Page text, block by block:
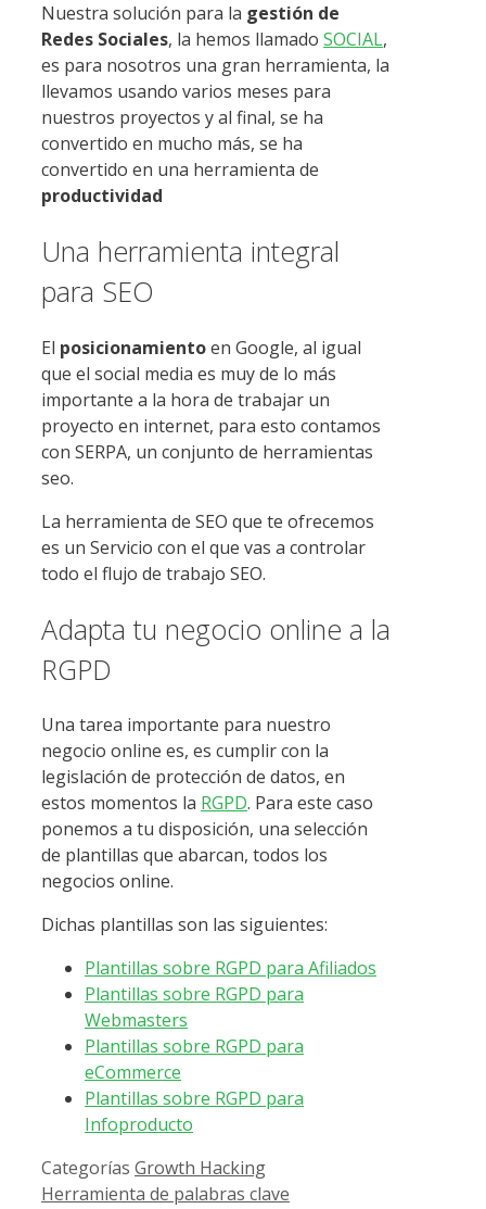
Nuestra solución para la gestión de
Redes Sociales, la hemos llamado SOCIAL,
es para nosotros una gran herramienta, la
llevamos usando varios meses para
nuestros proyectos y al final, se ha
convertido en mucho más, se ha
convertido en una herramienta de
productividad
Una herramienta integral
para SEO
El posicionamientoen Google, al igual
que el social media es muy de lo más
importante a la hora de trabajar un
proyecto en internet, para esto contamos
con SERPA, un conjunto de herramientas
seo.
La herramienta de SEO que te ofrecemos
es un Servicio con el que vas a controlar
todo el flujo de trabajo SEO.
Adapta tu negocio online a la
RGPD
Una tarea importante para nuestro
negocio online es, es cumplir con la
legislación de protección de datos, en
estos momentos la RGPD. Para este caso
ponemos a tu disposición, una selección
de plantillas que abarcan, todos los
negocios online.
Dichas plantillas son las siguientes:
Plantillas sobre RGPD para Afiliados
Plantillas sobre RGPD para
Webmasters
Plantillas sobre RGPD para
eCommerce
Plantillas sobre RGPD para
Infoproducto
Categorías Growth Hacking
Herramienta de palabras clave